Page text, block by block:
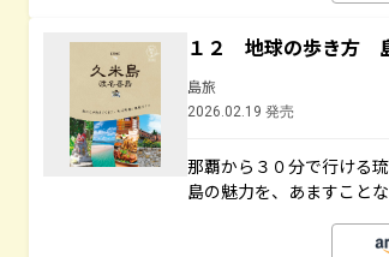
１２ 地球の歩き方
島旅
2026.02.19 発売
那覇から３０分で行ける
島の魅力を、あますこと